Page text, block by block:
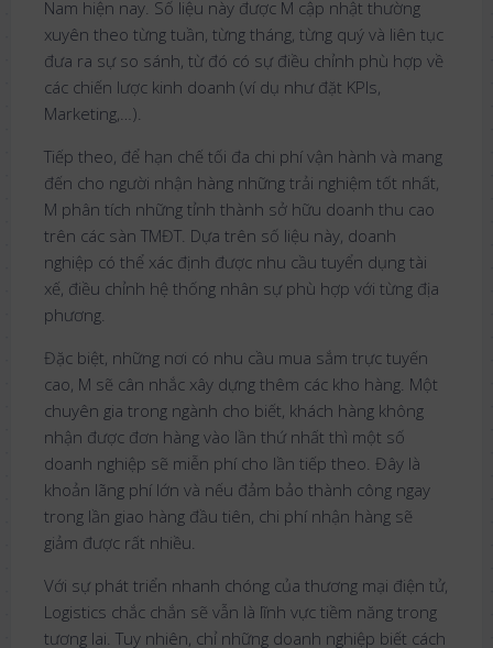
Nam hiện nay. Số liệu này được M cập nhật thường
xuyên theo từng tuần, từng tháng, từng quý và liên tục
đưa ra sự so sánh, từ đó có sự điều chỉnh phù hợp về
các chiến lược kinh doanh (ví dụ như đặt KPIs,
Marketing,…).
Tiếp theo, để hạn chế tối đa chi phí vận hành và mang
đến cho người nhận hàng những trải nghiệm tốt nhất,
M phân tích những tỉnh thành sở hữu doanh thu cao
trên các sàn TMĐT. Dựa trên số liệu này, doanh
nghiệp có thể xác định được nhu cầu tuyển dụng tài
xế, điều chỉnh hệ thống nhân sự phù hợp với từng địa
phương.
Đặc biệt, những nơi có nhu cầu mua sắm trực tuyến
cao, M sẽ cân nhắc xây dựng thêm các kho hàng. Một
chuyên gia trong ngành cho biết, khách hàng không
nhận được đơn hàng vào lần thứ nhất thì một số
doanh nghiệp sẽ miễn phí cho lần tiếp theo. Đây là
khoản lãng phí lớn và nếu đảm bảo thành công ngay
trong lần giao hàng đầu tiên, chi phí nhận hàng sẽ
giảm được rất nhiều.
Với sự phát triển nhanh chóng của thương mại điện tử,
Logistics chắc chắn sẽ vẫn là lĩnh vực tiềm năng trong
tương lai. Tuy nhiên, chỉ những doanh nghiệp biết cách